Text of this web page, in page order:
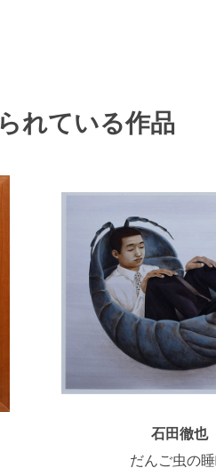
れている作品
石田徹也
だんご虫の